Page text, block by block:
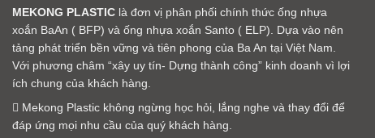
MEKONG PLASTIC là đơn vị phân phối chính thức ống nhựa
xoắn BaAn ( BFP) và ống nhựa xoắn Santo ( ELP). Dựa vào nên
tảng phát triển bền vững và tiên phong của Ba An tại Việt Nam.
Với phương châm “xây uy tín- Dựng thành công” kinh doanh vì lợi
ích chung của khách hàng.
Mekong Plastic không ngừng học hỏi, lắng nghe và thay đổi để
đáp ứng mọi nhu cầu của quý khách hàng.